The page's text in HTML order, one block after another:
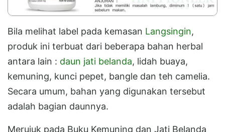
Bila melihat label pada kemasan Langsingin,
produk ini terbuat dari beberapa bahan herbal
antara lain : daun jati belanda, lidah buaya,
kemuning, kunci pepet, bangle dan teh camelia.
Secara umum, bahan yang digunakan tersebut
adalah bagian daunnya.
Merujuk pada Buku Kemuning dan Jati Belanda